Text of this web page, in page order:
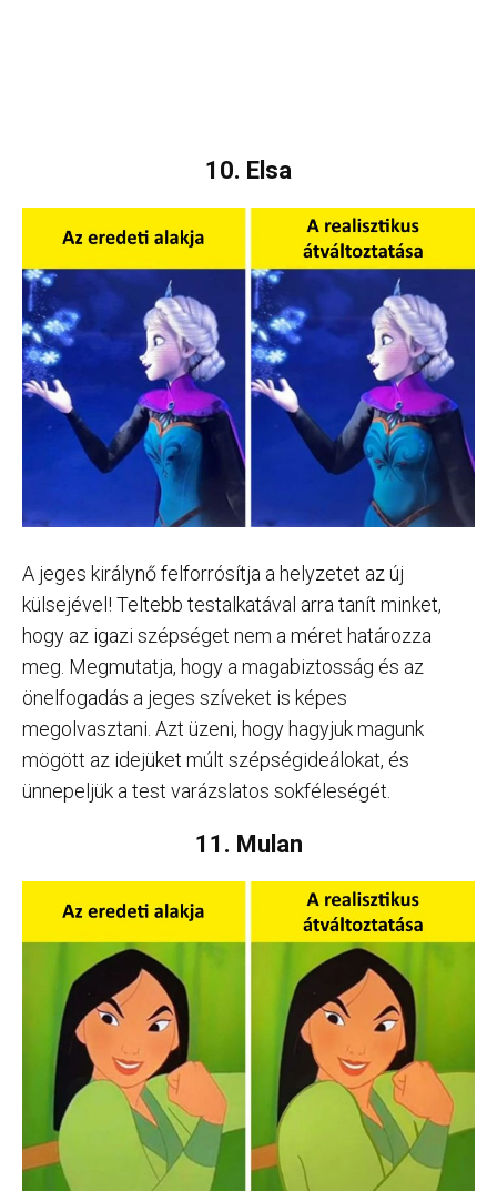
10. Elsa
A jeges királynő felforrósítja a helyzetet az új
külsejével! Teltebb testalkatával arra tanít minket,
hogy az igazi szépséget nem a méret határozza
meg. Megmutatja, hogy a magabiztosság és az
önelfogadás a jeges szíveket is képes
megolvasztani. Azt üzeni, hogy hagyjuk magunk
mögött az idejüket múlt szépségideálokat, és
ünnepeljük a test varázslatos sokféleségét.
11. Mulan